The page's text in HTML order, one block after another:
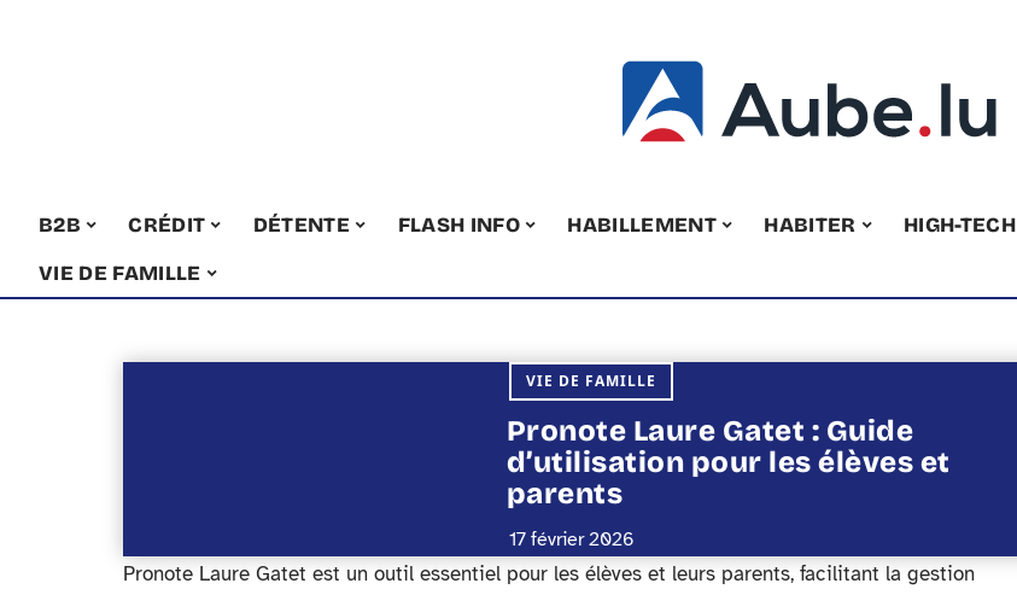
B2B CRÉDIT DÉTENTE FLASH INFO HABILLEMENT HABITER HIGH-TECH
VIE DE FAMILLE
VIE DE FAMILLE
Pronote Laure Gatet : Guide
d’utilisation pour les élèves et
parents
17 février 2026
Pronote Laure Gatet est un outil essentiel pour les élèves et leurs parents, facilitant la gestion